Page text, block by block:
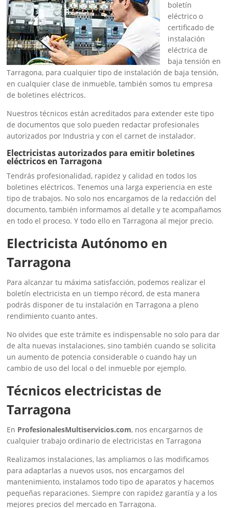
boletín
eléctrico o
certificado de
instalación
eléctrica de
baja tensión en
Tarragona, para cualquier tipo de instalación de baja tensión,
en cualquier clase de inmueble, también somos tu empresa
de boletines eléctricos.
Nuestros técnicos están acreditados para extender este tipo
de documentos que solo pueden redactar profesionales
autorizados por Industria y con el carnet de instalador.
Electricistas autorizados para emitir boletines
eléctricos en Tarragona
Tendrás profesionalidad, rapidez y calidad en todos los
boletines eléctricos. Tenemos una larga experiencia en este
tipo de trabajos. No solo nos encargamos de la redacción del
documento, también informamos al detalle y te acompañamos
en todo el proceso. Y todo ello en Tarragona al mejor precio.
Electricista Autónomo en
Tarragona
Para alcanzar tu máxima satisfacción, podemos realizar el
boletín electricista en un tiempo récord, de esta manera
podrás disponer de tu instalación en Tarragona a pleno
rendimiento cuanto antes.
No olvides que este trámite es indispensable no solo para dar
de alta nuevas instalaciones, sino también cuando se solicita
un aumento de potencia considerable o cuando hay un
cambio de uso del local o del inmueble por ejemplo.
Técnicos electricistas de
Tarragona
En ProfesionalesMultiservicios.com, nos encargarnos de
cualquier trabajo ordinario de electricistas en Tarragona
Realizamos instalaciones, las ampliamos o las modificamos
para adaptarlas a nuevos usos, nos encargamos del
mantenimiento, instalamos todo tipo de aparatos y hacemos
pequeñas reparaciones. Siempre con rapidez garantía y a los
mejores precios del mercado en Tarragona.